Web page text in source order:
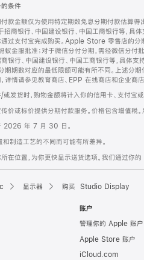
条件
付款金额仅为使用特定期数免息分期付款估算
招商银行、中国建设银行、中国工商银行等，
过支付宝完成购买。Apple Store 零售店的
蚁金服批准；对于微信分付分期，需经微信分
银行、中国建设银行、中国工商银行等，具体
期期数对应的最低限额可能有所不同。上述
，详情请参见教育商店、EPP 在线商店和企业
或发货时，购物金额将计入你的信用卡、支付宝
价或标价提供分期付款服务。价格包含增值税
2026 年 7 月 30 日。
制造工艺的不同而可能有所差异。
在位置，为你更快显示送货选项。我们通过你
显示器 购买 Studio Display
账户
管理你的 Apple 账户
Apple Store 账户
iCloud.com